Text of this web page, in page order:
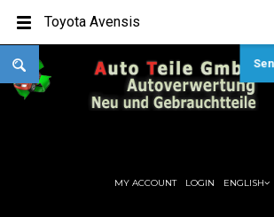
MY ACCOUNT LOGIN ENGLISH
Toyota Avensis